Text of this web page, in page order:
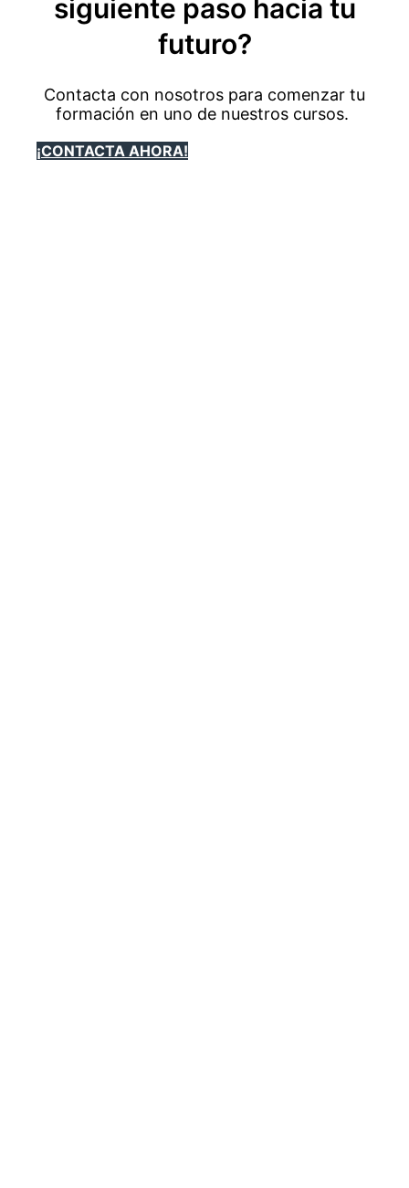
siguiente paso hacia tu
futuro?
Contacta con nosotros para comenzar tu
formación en uno de nuestros cursos.
¡CONTACTA AHORA!